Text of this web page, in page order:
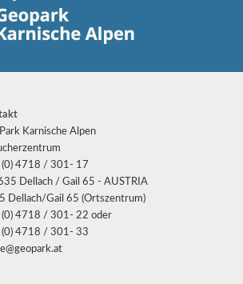
Karnische Alpen
4718 / 301- 17
Dellach / Gail 65 - AUSTRIA
Dellach/Gail 65 (Ortszentrum)
4718 / 301- 22 oder
4718 / 301- 33